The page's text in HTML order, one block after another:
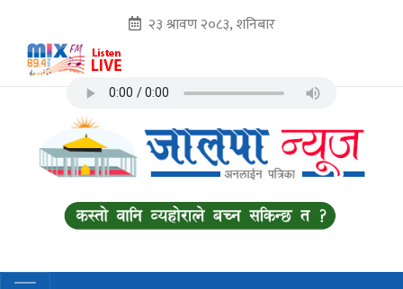
२३ श्रावण २०८३, शनिबार